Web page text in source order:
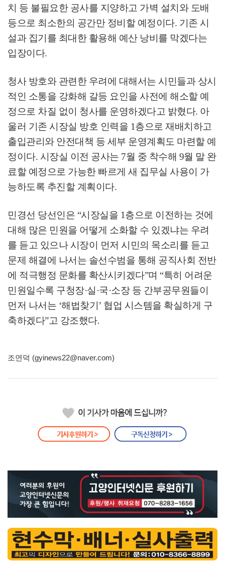
치 등 불필요한 공사를 지양하고 가벽 설치와 도배
등으로 최소한의 공간만 정비할 예정이다. 기존 시
설과 집기를 최대한 활용해 예산 낭비를 막겠다는
입장이다.
청사 방호와 관련한 우려에 대해서는 시민들과 상시
적인 소통을 강화해 갈등 요인을 사전에 해소할 예
정으로 차질 없이 청사를 운영하겠다고 밝혔다. 아
울러 기존 시장실 방호 인력을 1층으로 재배치하고
출입관리와 안전대책 등 세부 운영계획도 마련할 예
정이다. 시장실 이전 공사는 7월 중 착수해 9월 말 완
료할 예정으로 가능한 빠르게 새 집무실 사용이 가
능하도록 추진할 계획이다.
민경선 당선인은 “시장실을 1층으로 이전하는 것에
대해 많은 민원을 어떻게 소화할 수 있겠냐는 우려
를 듣고 있으나 시장이 먼저 시민의 목소리를 듣고
문제 해결에 나서는 솔선수범을 통해 공직사회 전반
에 적극행정 문화를 확산시키겠다”며 “특히 어려운
민원일수록 구청장·실 ·국·소장 등 간부공무원들이
먼저 나서는 ‘해법찾기 ’ 협업 시스템을 확실하게 구
축하겠다”고 강조했다.
조연덕 (gyinews22@naver.com)